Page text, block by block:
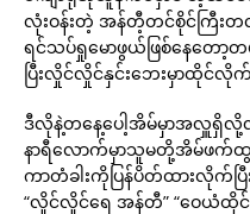
လုံးဝန်းတဲ့ အန်တီ့တင်စိုင်ကြီး
ရင်သပ်ရှုမောဖွယ်ဖြစ်နေတော့တယ်
ပြီးလှိုင်လှိုင်နှင်းဘေးမှာထိုင်
ဒီလိုနဲ့တနေ့ပေါ့အိမ်မှာအလှူရှိ
နာရီလောက်မှာသူမတို့အိမ်ဖက်ထွက်
ကာတံခါးကိုပြန်ပိတ်ထားလိုက်
“လှိုင်လှိုင်ရေ အန်တီ” “ဝေယံထို